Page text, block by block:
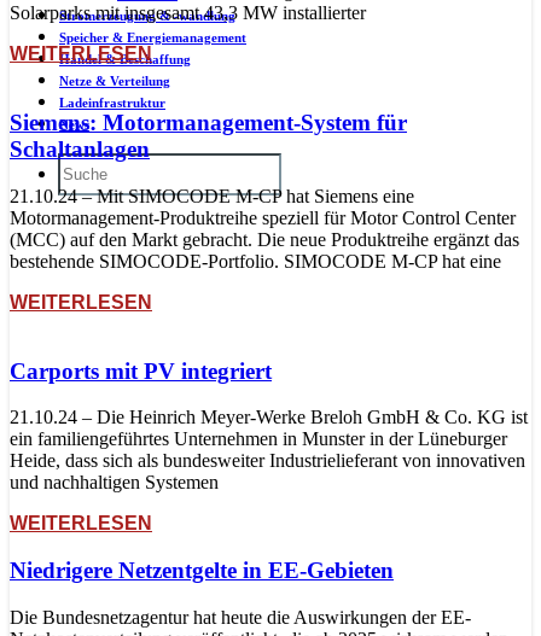
Stromerzeugung & -wandlung
Speicher & Energiemanagement
Handel & Beschaffung
Netze & Verteilung
Ladeinfrastruktur
News
Solarparks mit insgesamt 43,3 MW installierter
WEITERLESEN
Siemens: Motormanagement-System für
Schaltanlagen
21.10.24 – Mit SIMOCODE M-CP hat Siemens eine
Motormanagement-Produktreihe speziell für Motor Control Center
(MCC) auf den Markt gebracht. Die neue Produktreihe ergänzt das
bestehende SIMOCODE-Portfolio. SIMOCODE M-CP hat eine
WEITERLESEN
Carports mit PV integriert
21.10.24 – Die Heinrich Meyer-Werke Breloh GmbH & Co. KG ist
ein familiengeführtes Unternehmen in Munster in der Lüneburger
Heide, dass sich als bundesweiter Industrielieferant von innovativen
und nachhaltigen Systemen
WEITERLESEN
Niedrigere Netzentgelte in EE-Gebieten
Die Bundesnetzagentur hat heute die Auswirkungen der EE-